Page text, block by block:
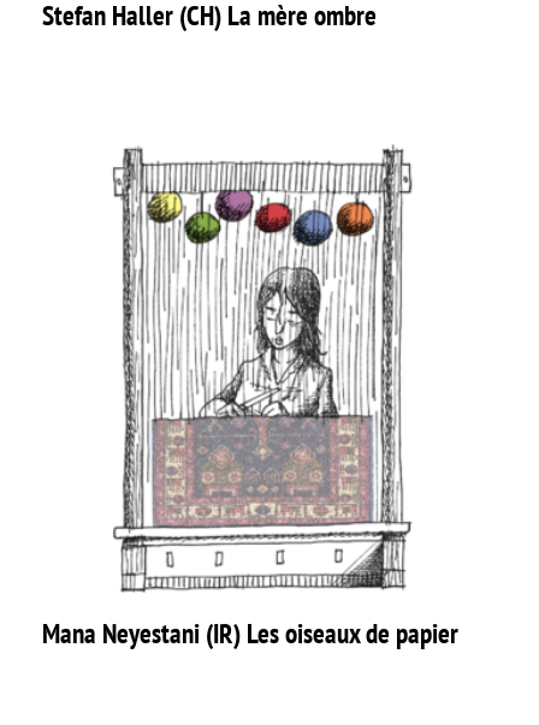
Stefan Haller (CH) La mère ombre
Mana Neyestani (IR) Les oiseaux de papier